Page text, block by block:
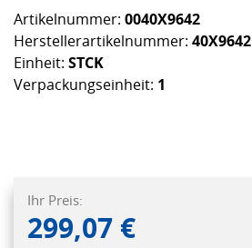
Artikelnummer: 0040X9642
Herstellerartikelnummer: 40X9642
Einheit: STCK
Verpackungseinheit: 1
Ihr Preis:
299,07 €